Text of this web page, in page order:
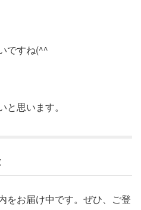
ですね(^^
思います。
をお届け中です。ぜひ、ご登